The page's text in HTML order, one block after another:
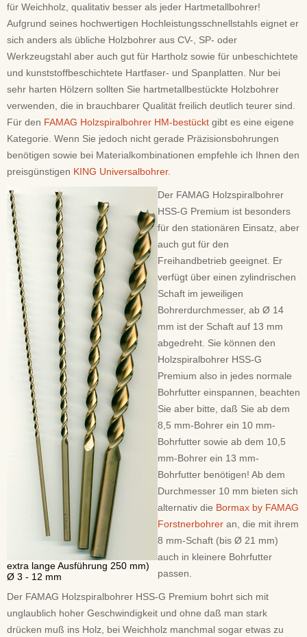
für Weichholz, qualitativ besser als jeder Hartmetallbohrer!
Aufgrund seines hochwertigen Hochleistungsschnellstahls eignet er
sich anders als übliche Holzbohrer aus CV-, SP- oder
Werkzeugstahl aber auch gut für Hartholz sowie für unbeschichtete
und kunststoffbeschichtete Hartfaser- und Spanplatten. Nur bei
sehr harten Hölzern sollten Sie hartmetallbestückte Holzbohrer
verwenden, die in brauchbarer Qualität freilich deutlich teurer sind.
Für den FAMAG Holzspiralbohrer HM-bestückt gibt es eine eigene
Kategorie. Wenn Sie jedoch nicht gerade Präzisionsbohrungen
benötigen sowie bei Materialkombinationen empfehle ich Ihnen den
preisgünstigen KING Universalbohrer.
extra lange Ausführung 250 mm)
Ø 3 - 12 mm
Der FAMAG Holzspiralbohrer
HSS-G Premium ist besonders
für den stationären Einsatz, aber
auch gut für den
Freihandbetrieb geeignet. Er
verfügt über einen zylindrischen
Schaft im jeweiligen
Bohrerdurchmesser, ab Ø 14
mm ist der Schaft auf 13 mm
abgedreht. Sie können den
Holzspiralbohrer HSS-G
Premium also in jedes normale
Bohrfutter einspannen, beachten
Sie aber bitte, daß Sie ab dem
8,5 mm-Bohrer ein 10 mm-
Bohrfutter sowie ab dem 10,5
mm-Bohrer ein 13 mm-
Bohrfutter benötigen! Ab dem
Durchmesser 10 mm bieten sich
alternativ die Bormax by FAMAG
Forstnerbohrer an, die mit ihrem
8 mm-Schaft (bis Ø 21 mm)
auch in kleinere Bohrfutter
passen.
Der FAMAG Holzspiralbohrer HSS-G Premium bohrt sich mit
unglaublich hoher Geschwindigkeit und ohne daß man stark
drücken muß ins Holz, bei Weichholz manchmal sogar etwas zu